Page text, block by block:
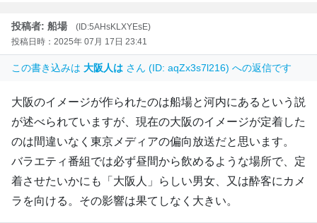
投稿者: 船場
(ID:5AHsKLXYEsE)
投稿日時：2025年 07月 17日 23:41
この書き込みは 大阪人は さん (ID: aqZx3s7l216) への返信です
大阪のイメージが作られたのは船場と河内にあるという説
が述べられていますが、現在の大阪のイメージが定着した
のは間違いなく東京メディアの偏向放送だと思います。
バラエティ番組では必ず昼間から飲めるような場所で、定
着させたいかにも「大阪人」らしい男女、又は酔客にカメ
ラを向ける。その影響は果てしなく大きい。